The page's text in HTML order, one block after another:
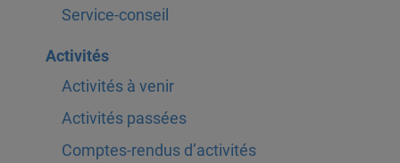
Service-conseil
Activités
Activités à venir
Activités passées
Comptes-rendus d’activités